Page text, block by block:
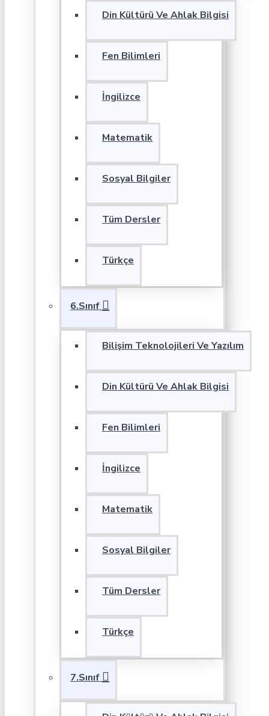
Din Kültürü Ve Ahlak Bilgisi
Fen Bilimleri
İngilizce
Matematik
Sosyal Bilgiler
Tüm Dersler
Türkçe
6.Sınıf
Bilişim Teknolojileri Ve Yazılım
Din Kültürü Ve Ahlak Bilgisi
Fen Bilimleri
İngilizce
Matematik
Sosyal Bilgiler
Tüm Dersler
Türkçe
7.Sınıf